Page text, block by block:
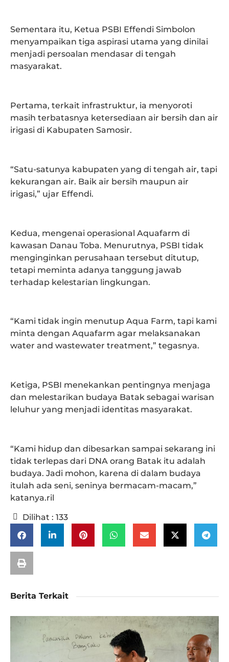
Sementara itu, Ketua PSBI Effendi Simbolon
menyampaikan tiga aspirasi utama yang dinilai
menjadi persoalan mendasar di tengah
masyarakat.
Pertama, terkait infrastruktur, ia menyoroti
masih terbatasnya ketersediaan air bersih dan air
irigasi di Kabupaten Samosir.
“Satu-satunya kabupaten yang di tengah air, tapi
kekurangan air. Baik air bersih maupun air
irigasi,” ujar Effendi.
Kedua, mengenai operasional Aquafarm di
kawasan Danau Toba. Menurutnya, PSBI tidak
menginginkan perusahaan tersebut ditutup,
tetapi meminta adanya tanggung jawab
terhadap kelestarian lingkungan.
“Kami tidak ingin menutup Aqua Farm, tapi kami
minta dengan Aquafarm agar melaksanakan
water and wastewater treatment,” tegasnya.
Ketiga, PSBI menekankan pentingnya menjaga
dan melestarikan budaya Batak sebagai warisan
leluhur yang menjadi identitas masyarakat.
“Kami hidup dan dibesarkan sampai sekarang ini
tidak terlepas dari DNA orang Batak itu adalah
budaya. Jadi mohon, karena di dalam budaya
itulah ada seni, seninya bermacam-macam,”
katanya.ril
Dilihat : 133
Berita Terkait